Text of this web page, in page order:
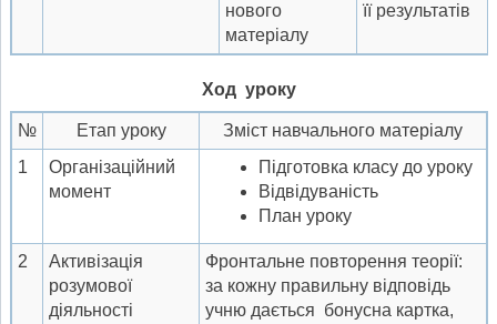
нового
матеріалу
її результатів
Ход уроку
№ Етап уроку
Зміст навчального матеріалу
1
Організаційний
момент
Підготовка класу до уроку
Відвідуваність
План уроку
2
Активізація
розумової
діяльності
Фронтальне повторення теорії:
за кожну правильну відповідь
учню дається бонусна картка,